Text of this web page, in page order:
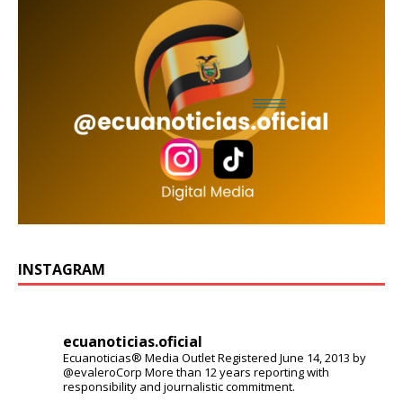
INSTAGRAM
ecuanoticias.oficial
Ecuanoticias® Media OutletRegistered June 14, 2013 by
@evaleroCorp More than 12 years reporting with
responsibility and journalistic commitment.